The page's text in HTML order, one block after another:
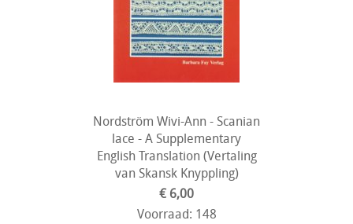
Nordström Wivi-Ann - Scanian
lace - A Supplementary
English Translation (Vertaling
van Skansk Knyppling)
€ 6,00
Voorraad: 148